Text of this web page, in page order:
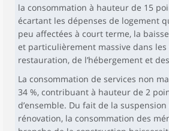
la consommation à hauteur de 15
écartant les dépenses de logement
peu affectées à court terme, la
et particulièrement massive dans les
restauration, de l’hébergement et
La consommation de services non
34 %, contribuant à hauteur de 2
d’ensemble. Du fait de la
rénovation, la consommation des